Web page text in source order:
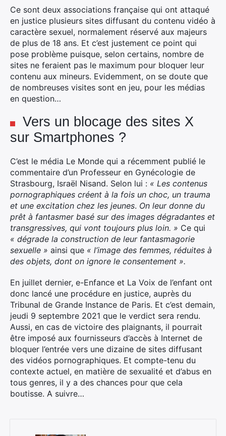
Ce sont deux associations française qui ont attaqué
en justice plusieurs sites diffusant du contenu vidéo à
caractère sexuel, normalement réservé aux majeurs
de plus de 18 ans. Et c’est justement ce point qui
pose problème puisque, selon certains, nombre de
sites ne feraient pas le maximum pour bloquer leur
contenu aux mineurs. Evidemment, on se doute que
de nombreuses visites sont en jeu, pour les médias
en question…
Vers un blocage des sites X
sur Smartphones ?
C’est le média Le Monde qui a récemment publié le
commentaire d’un Professeur en Gynécologie de
Strasbourg, Israël Nisand. Selon lui : « Les contenus
pornographiques créent à la fois un choc, un trauma
et une excitation chez les jeunes. On leur donne du
prêt à fantasmer basé sur des images dégradantes et
transgressives, qui vont toujours plus loin. » Ce qui
« dégrade la construction de leur fantasmagorie
sexuelle » ainsi que « l’image des femmes, réduites à
des objets, dont on ignore le consentement ».
En juillet dernier, e-Enfance et La Voix de l’enfant ont
donc lancé une procédure en justice, auprès du
Tribunal de Grande Instance de Paris. Et c’est demain,
jeudi 9 septembre 2021 que le verdict sera rendu.
Aussi, en cas de victoire des plaignants, il pourrait
être imposé aux fournisseurs d’accès à Internet de
bloquer l’entrée vers une dizaine de sites diffusant
des vidéos pornographiques. Et compte-tenu du
contexte actuel, en matière de sexualité et d’abus en
tous genres, il y a des chances pour que cela
boutisse. A suivre…